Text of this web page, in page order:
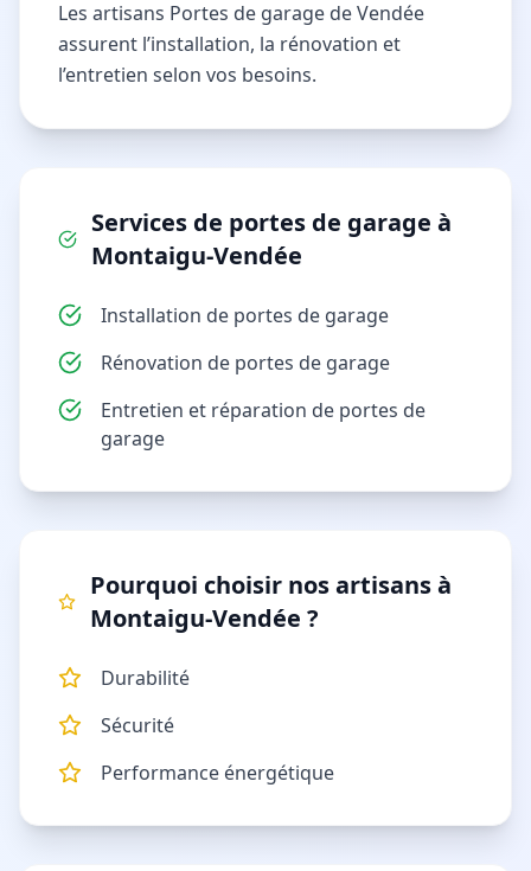
Les artisans Portes de garage de Vendée
assurent l’installation, la rénovation et
l’entretien selon vos besoins.
Services de portes de garage à
Montaigu-Vendée
Installation de portes de garage
Rénovation de portes de garage
Entretien et réparation de portes de
garage
Pourquoi choisir nos artisans à
Montaigu-Vendée ?
Durabilité
Sécurité
Performance énergétique